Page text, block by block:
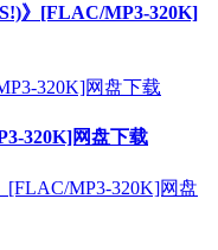
》[FLAC/MP3-320K]
320K]网盘下载